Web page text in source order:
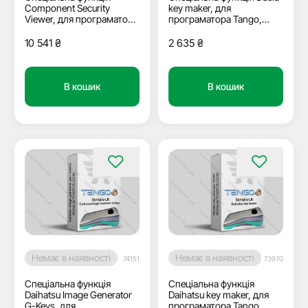
Component Security
Viewer, для програматора
10 541 ₴
В кошик
key maker, для
програматора Tango,
2 635 ₴
В кошик
Немає в наявності 74151
Спеціальна функція
Daihatsu Image Generator
Немає в наявності 73970
Спеціальна функція
Daihatsu key maker, для